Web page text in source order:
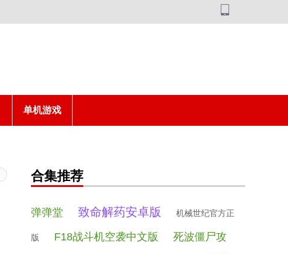
单机游戏
合集推荐
弹弹堂 致命解药安卓版 机械世纪官方正
版 F18战斗机空袭中文版 死波僵尸攻